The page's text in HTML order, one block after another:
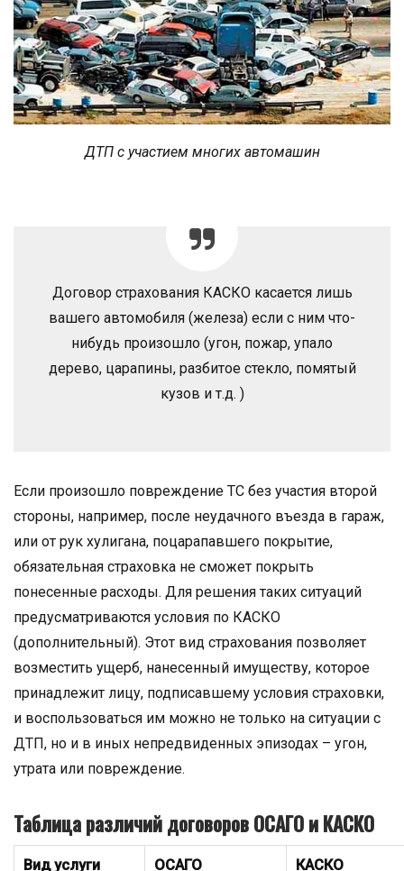
ДТП с участием многих автомашин
Договор страхования КАСКО касается лишь
вашего автомобиля (железа) если с ним что-
нибудь произошло (угон, пожар, упало
дерево, царапины, разбитое стекло, помятый
кузов и т.д. )
Если произошло повреждение ТС без участия второй
стороны, например, после неудачного въезда в гараж,
или от рук хулигана, поцарапавшего покрытие,
обязательная страховка не сможет покрыть
понесенные расходы. Для решения таких ситуаций
предусматриваются условия по КАСКО
(дополнительный). Этот вид страхования позволяет
возместить ущерб, нанесенный имуществу, которое
принадлежит лицу, подписавшему условия страховки,
и воспользоваться им можно не только на ситуации с
ДТП, но и в иных непредвиденных эпизодах – угон,
утрата или повреждение.
Таблица различий договоров ОСАГО и КАСКО
Вид услуги ОСАГО КАСКО